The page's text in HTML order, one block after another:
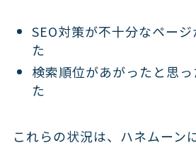
SEO対策が不十分なペー
た
検索順位があがったと思
た
これらの状況は、ハネムーン